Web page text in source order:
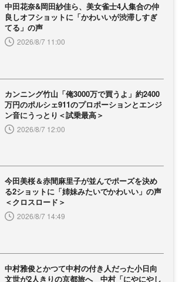
中田花奈&岡田紗佳ら、美女雀士4人集合の仲
良しオフショットに「かわいいが渋滞しすぎ
てる」の声
2026/8/7 11:00
カンニング竹山「俺3000万で買うよ」約2400
万円のポルシェ911のプロポーションとエンジ
ン音にうっとり＜試乗最高＞
2026/8/7 12:00
今田美桜＆赤間麻里子が並んでポーズを決め
る2ショットに「姉妹みたいでかわいい」の声
＜クロスロード＞
2026/8/7 14:49
中村雅俊とかつて中村の付き人だった小日向
文世が2人きりの京都旅へ 中村「にやにやし